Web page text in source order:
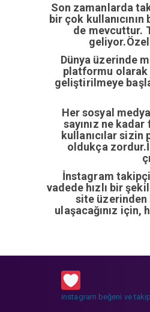
Son zamanlarda
bir çok
de mevcuttur.
Dünya üzerinde
platformu olarak
geliştirilmeye
Her sosyal
sayınız ne
kullanıcılar sizin
oldukça
İnstagram
vadede hızlı bir
site üzerinden
ulaşacağınız için,
instagram beğeni ve